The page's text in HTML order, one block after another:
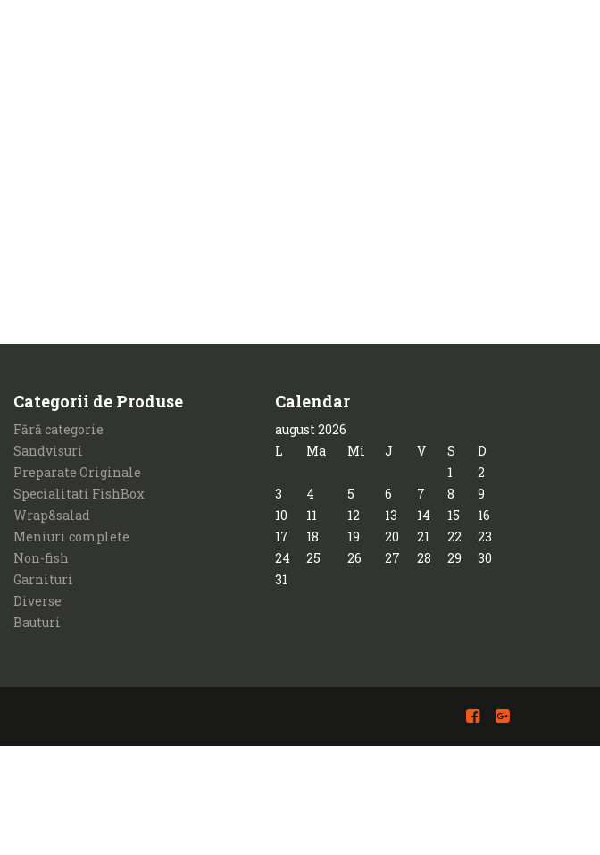
Categorii de Produse
Fără categorie
Sandvisuri
Preparate Originale
Specialitati FishBox
Wrap&salad
Meniuri complete
Non-fish
Garnituri
Diverse
Bauturi
Calendar
august 2026
L
Ma Mi J V S
D
1
2
3
4 5 6 7 8
9
10
11 12 13 14 15
16
17
18 19 20 21 22
23
24
25 26 27 28 29
30
31